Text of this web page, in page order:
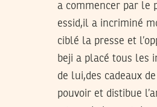
a commencer par le
essid,il a incriminé
ciblé la presse et
beji a placé tous les
de lui,des cadeaux
pouvoir et distibue